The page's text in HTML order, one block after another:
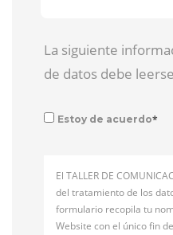
La siguiente
de datos debe
Estoy de acuerdo*
El TALLER DE
del tratamiento de los
formulario recopila tu
Website con el único fin